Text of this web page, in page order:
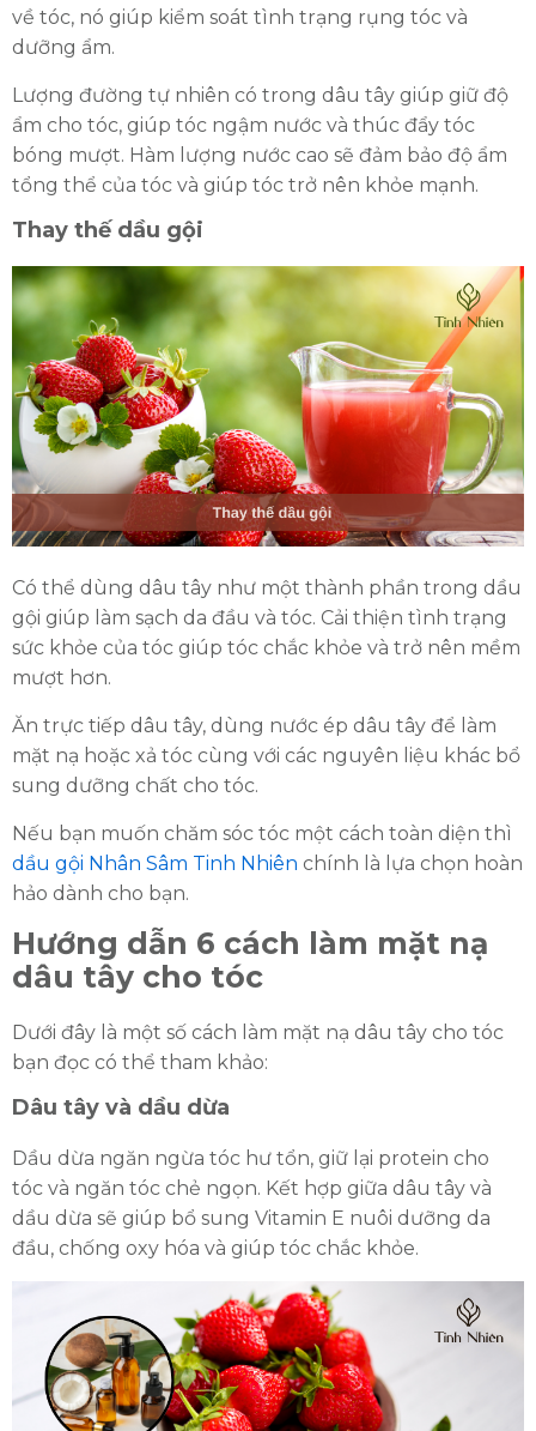
về tóc, nó giúp kiểm soát tình trạng rụng tóc và
dưỡng ẩm.
Lượng đường tự nhiên có trong dâu tây giúp giữ độ
ẩm cho tóc, giúp tóc ngậm nước và thúc đẩy tóc
bóng mượt. Hàm lượng nước cao sẽ đảm bảo độ ẩm
tổng thể của tóc và giúp tóc trở nên khỏe mạnh.
Thay thế dầu gội
Có thể dùng dâu tây như một thành phần trong dầu
gội giúp làm sạch da đầu và tóc. Cải thiện tình trạng
sức khỏe của tóc giúp tóc chắc khỏe và trở nên mềm
mượt hơn.
Ăn trực tiếp dâu tây, dùng nước ép dâu tây để làm
mặt nạ hoặc xả tóc cùng với các nguyên liệu khác bổ
sung dưỡng chất cho tóc.
Nếu bạn muốn chăm sóc tóc một cách toàn diện thì
dầu gội Nhân Sâm Tinh Nhiên chính là lựa chọn hoàn
hảo dành cho bạn.
Hướng dẫn 6 cách làm mặt nạ
dâu tây cho tóc
Dưới đây là một số cách làm mặt nạ dâu tây cho tóc
bạn đọc có thể tham khảo:
Dâu tây và dầu dừa
Dầu dừa ngăn ngừa tóc hư tổn, giữ lại protein cho
tóc và ngăn tóc chẻ ngọn. Kết hợp giữa dâu tây và
dầu dừa sẽ giúp bổ sung Vitamin E nuôi dưỡng da
đầu, chống oxy hóa và giúp tóc chắc khỏe.